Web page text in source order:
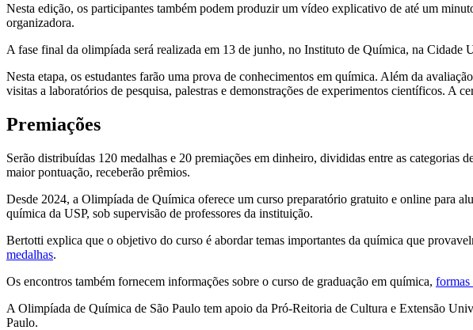
Nesta edição, os participantes também podem produzir um vídeo explicativo de até um
organizadora.
A fase final da olimpíada será realizada em 13 de junho, no Instituto de Química, na Cidade
Nesta etapa, os estudantes farão uma prova de conhecimentos em química. Além da
visitas a laboratórios de pesquisa, palestras e demonstrações de experimentos científicos. A
Premiações
Serão distribuídas 120 medalhas e 20 premiações em dinheiro, divididas entre as categorias
maior pontuação, receberão prêmios.
Desde 2024, a Olimpíada de Química oferece um curso preparatório gratuito e online para
química da USP, sob supervisão de professores da instituição.
Bertotti explica que o objetivo do curso é abordar temas importantes da química que
medalhas.
Os encontros também fornecem informações sobre o curso de graduação em química, formas
A Olimpíada de Química de São Paulo tem apoio da Pró-Reitoria de Cultura e Extensão
Paulo.